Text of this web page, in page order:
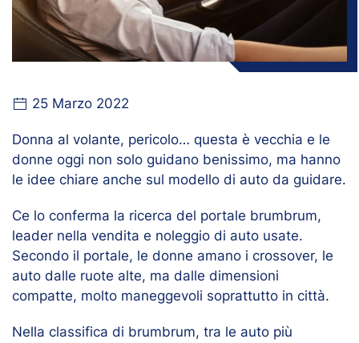
25 Marzo 2022
Donna al volante, pericolo… questa è vecchia e le
donne oggi non solo guidano benissimo, ma hanno
le idee chiare anche sul modello di auto da guidare.
Ce lo conferma la ricerca del portale brumbrum,
leader nella vendita e noleggio di auto usate.
Secondo il portale, le donne amano i crossover, le
auto dalle ruote alte, ma dalle dimensioni
compatte, molto maneggevoli soprattutto in città.
Nella classifica di brumbrum, tra le auto più